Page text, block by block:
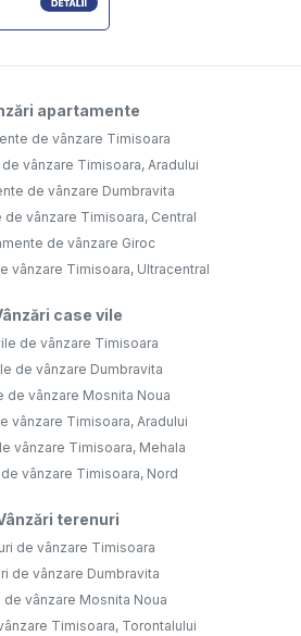
apartamente
de vânzare Timisoara
vânzare Timisoara, Aradului
de vânzare Dumbravita
de vânzare Timisoara, Central
de vânzare Giroc
vânzare Timisoara, Ultracentral
case vile
de vânzare Timisoara
de vânzare Dumbravita
de vânzare Mosnita Noua
vânzare Timisoara, Aradului
vânzare Timisoara, Mehala
vânzare Timisoara, Nord
terenuri
de vânzare Timisoara
de vânzare Dumbravita
de vânzare Mosnita Noua
Timisoara, Torontalului